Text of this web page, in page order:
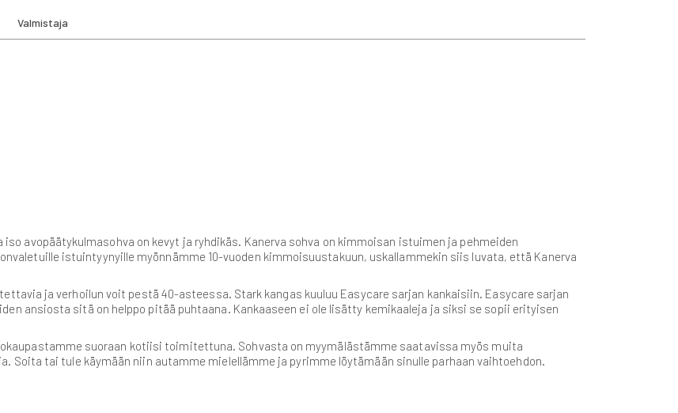
avopäätykulmasohva on kevyt ja ryhdikäs. Kanerva sohva on kimmoisan istuimen ja pehmeiden
istuintyynyille myönnämme 10-vuoden kimmoisuustakuun, uskallammekin siis luvata, että Kanerva
ja verhoilun voit pestä 40-asteessa. Stark kangas kuuluu Easycare sarjan kankaisiin. Easycare sarjan
ansiosta sitä on helppo pitää puhtaana. Kankaaseen ei ole lisätty kemikaaleja ja siksi se sopii erityisen
suoraan kotiisi toimitettuna. Sohvasta on myymälästämme saatavissa myös muita
Soita tai tule käymään niin autamme mielellämme ja pyrimme löytämään sinulle parhaan vaihtoehdon.
Valmistaja